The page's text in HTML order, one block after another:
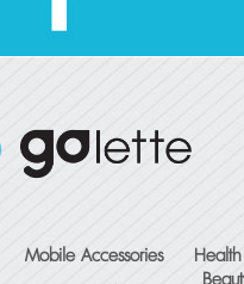
Mobile Accessories